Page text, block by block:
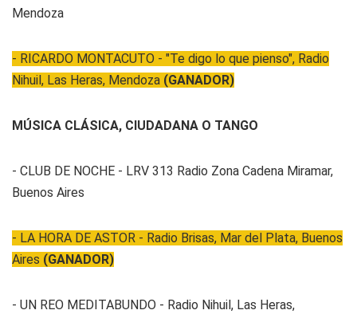
Mendoza
- RICARDO MONTACUTO - "Te digo lo que pienso", Radio
Nihuil, Las Heras, Mendoza (GANADOR)
MÚSICA CLÁSICA, CIUDADANA O TANGO
- CLUB DE NOCHE - LRV 313 Radio Zona Cadena Miramar,
Buenos Aires
- LA HORA DE ASTOR - Radio Brisas, Mar del Plata, Buenos
Aires (GANADOR)
- UN REO MEDITABUNDO - Radio Nihuil, Las Heras,